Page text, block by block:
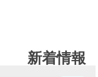
新着情報
NEW